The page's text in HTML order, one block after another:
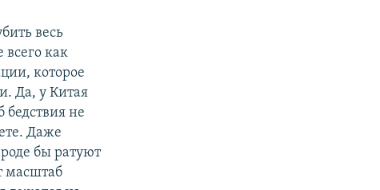
весь
как
которое
Да, у Китая
бедствия не
Даже
бы ратуют
масштаб